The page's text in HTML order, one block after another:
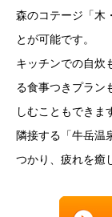
森のコテージ「木
とが可能です。
キッチンでの自炊
る食事つきプラン
しむこともできま
隣接する「牛岳温
つかり、疲れを癒